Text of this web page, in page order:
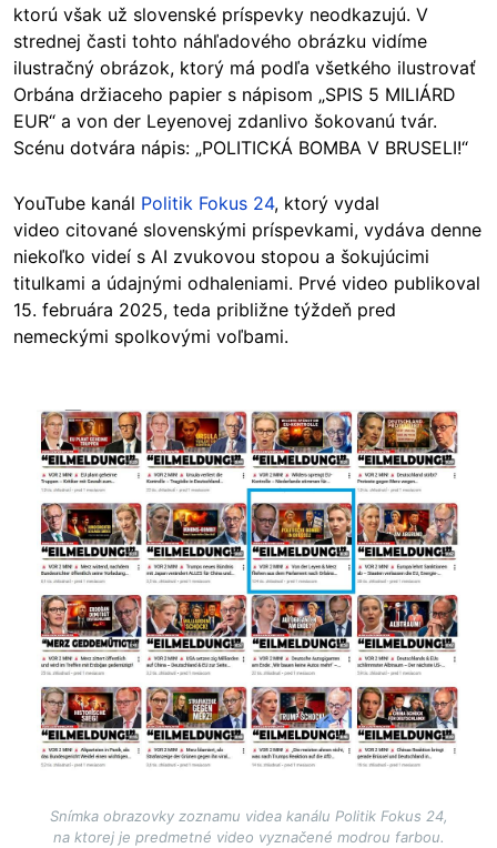
ktorú však už slovenské príspevky neodkazujú. V
strednej časti tohto náhľadového obrázku vidíme
ilustračný obrázok, ktorý má podľa všetkého ilustrovať
Orbána držiaceho papier s nápisom „SPIS 5 MILIÁRD
EUR“ a von der Leyenovej zdanlivo šokovanú tvár.
Scénu dotvára nápis: „POLITICKÁ BOMBA V BRUSELI!“
YouTube kanál Politik Fokus 24, ktorý vydal
video citované slovenskými príspevkami, vydáva denne
niekoľko videí s AI zvukovou stopou a šokujúcimi
titulkami a údajnými odhaleniami. Prvé video publikoval
15. februára 2025, teda približne týždeň pred
nemeckými spolkovými voľbami.
Image
Snímka obrazovky zoznamu videa kanálu Politik Fokus 24,
na ktorej je predmetné video vyznačené modrou farbou.